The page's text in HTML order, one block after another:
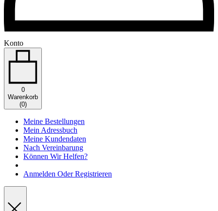
Konto
0
Warenkorb
(0)
Meine Bestellungen
Mein Adressbuch
Meine Kundendaten
Nach Vereinbarung
Können Wir Helfen?
Anmelden Oder Registrieren